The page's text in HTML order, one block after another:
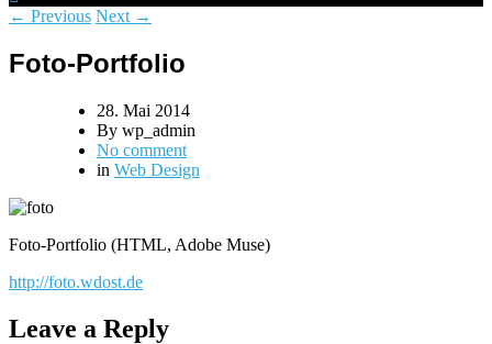
← Previous Next →
Foto-Portfolio
28. Mai 2014
By wp_admin
No comment
in Web Design
Foto-Portfolio (HTML, Adobe Muse)
http://foto.wdost.de
Leave a Reply